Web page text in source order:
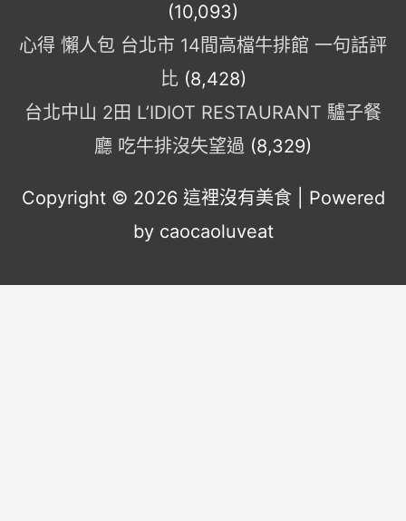
(10,093)
心得 懶人包 台北市 14間高檔牛排館 一句話評
比 (8,428)
台北中山 2田 L’IDIOT RESTAURANT 驢子餐
廳 吃牛排沒失望過 (8,329)
Copyright © 2026 這裡沒有美食 | Powered
by caocaoluveat